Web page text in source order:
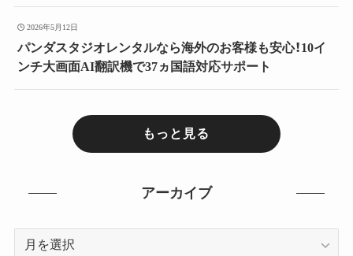
2026年5月12日
パンダスタジオレンタルなら海外のお客様も安心！10イ
ンチ大画面AI翻訳機で37ヵ国語対応サポート
もっと見る
アーカイブ